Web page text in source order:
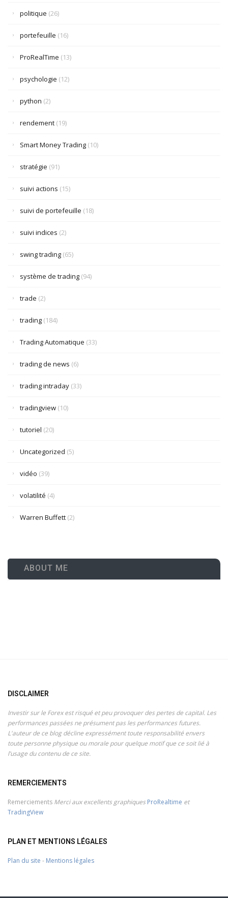
politique (26)
portefeuille (16)
ProRealTime (13)
psychologie (12)
python (2)
rendement (19)
Smart Money Trading (10)
stratégie (91)
suivi actions (15)
suivi de portefeuille (18)
suivi indices (2)
swing trading (65)
système de trading (94)
trade (2)
trading (184)
Trading Automatique (33)
trading de news (6)
trading intraday (33)
tradingview (10)
tutoriel (20)
Uncategorized (5)
vidéo (39)
volatilité (4)
Warren Buffett (2)
ABOUT ME
DISCLAIMER
Investir sur le Forex est risqué et peu provoquer des pertes de capital. Les
performances passées ne présument pas les performances futures.
L'auteur de ce blog décline expressément toute responsabilité envers
toute personne physique ou morale pour quelque motif que ce soit lié à
l’usage du contenu de ce site.
REMERCIEMENTS
Remerciements Merci aux excellents graphiques ProRealtime et
TradingView
PLAN ET MENTIONS LÉGALES
Plan du site - Mentions légales